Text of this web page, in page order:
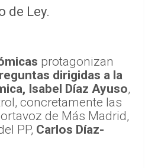
de Ley.
protagonizan
dirigidas a la
Isabel Díaz Ayuso,
concretamente las
de Más Madrid,
PP, Carlos Díaz-